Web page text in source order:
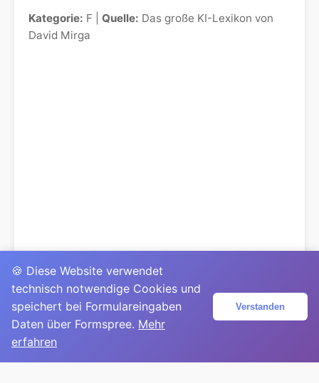
Kategorie: F | Quelle: Das große KI-Lexikon von
David Mirga
🍪 Diese Website verwendet
technisch notwendige Cookies und
speichert bei Formulareingaben
Daten über Formspree. Mehr
erfahren
Verstanden